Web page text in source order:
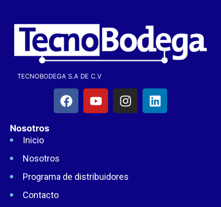
TECNOBODEGA S.A DE C.V
Nosotros
Inicio
Nosotros
Programa de distribuidores
Contacto